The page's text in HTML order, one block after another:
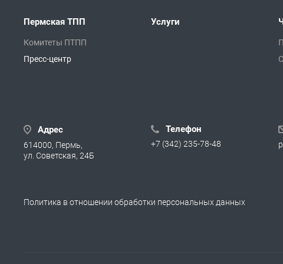
Пермская ТПП
Комитеты ПТПП
Пресс-центр
Услуги
Адрес
614000, Пермь,
ул. Советская, 24Б
Телефон
+7 (342) 235-78-48
Политика в отношении обработки персональных данных